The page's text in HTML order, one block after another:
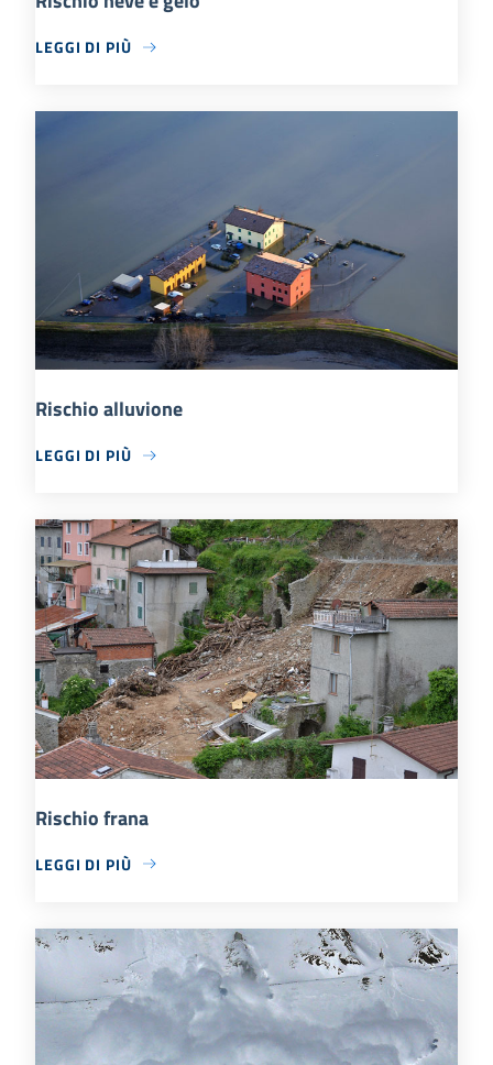
LEGGI DI PIÙ
Rischio alluvione
LEGGI DI PIÙ
Rischio frana
LEGGI DI PIÙ